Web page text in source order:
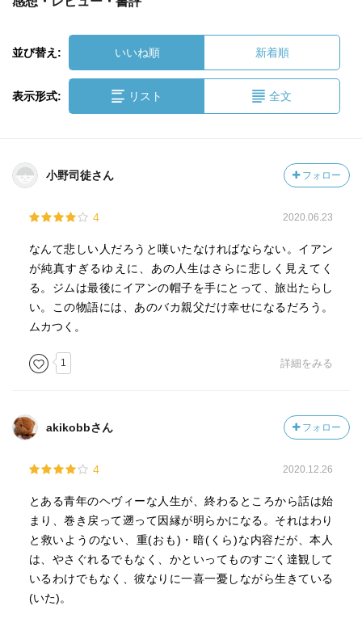
並び替え: いいね順 新着順
表示形式: リスト 全文
小野司徒さん フォロー
4 2020.06.23
なんて悲しい人だろうと嘆いたなければならない。イアン
が純真すぎるゆえに、あの人生はさらに悲しく見えてく
る。ジムは最後にイアンの帽子を手にとって、旅出たらし
い。この物語には、あのバカ親父だけ幸せになるだろう。
ムカつく。
1 詳細をみる
akikobbさん フォロー
4 2020.12.26
とある青年のヘヴィーな人生が、終わるところから話は始
まり、巻き戻って遡って因縁が明らかになる。それはわり
と救いようのない、重(おも)・暗(くら)な内容だが、本人
は、やさぐれるでもなく、かといってものすごく達観して
いるわけでもなく、彼なりに一喜一憂しながら生きている
(いた)。